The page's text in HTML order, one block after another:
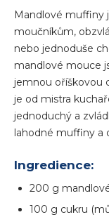
Mandlové muffiny
moučníkům,
nebo jednoduše
mandlové mouce
jemnou oříškovou
je od mistra
jednoduchý a
lahodné muffiny a
Ingredience:
200 g
100 g cukru